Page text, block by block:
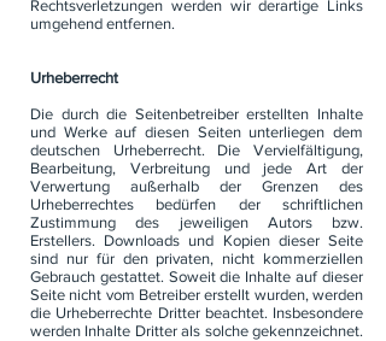
Rechtsverletzungen werden wir derartige Links
umgehend entfernen.
Urheberrecht
Die durch die Seitenbetreiber erstellten Inhalte
und Werke auf diesen Seiten unterliegen dem
deutschen Urheberrecht. Die Vervielfältigung,
Bearbeitung, Verbreitung und jede Art der
Verwertung außerhalb der Grenzen des
Urheberrechtes bedürfen der schriftlichen
Zustimmung des jeweiligen Autors bzw.
Erstellers. Downloads und Kopien dieser Seite
sind nur für den privaten, nicht kommerziellen
Gebrauch gestattet. Soweit die Inhalte auf dieser
Seite nicht vom Betreiber erstellt wurden, werden
die Urheberrechte Dritter beachtet. Insbesondere
werden Inhalte Dritter als solche gekennzeichnet.